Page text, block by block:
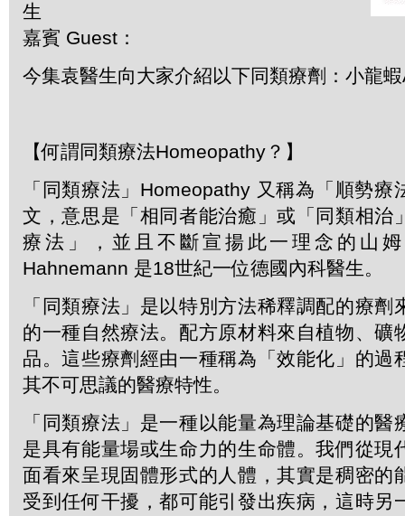
生
嘉賓 Guest：
今集袁醫生向大家介紹以下同類療劑：小龍
【何謂同類療法Homeopathy？】
「同類療法」Homeopathy 又稱為「順勢療
文，意思是「相同者能治癒」或「同類相治
療法」，並且不斷宣揚此一理念的山
Hahnemann 是18世紀一位德國內科醫生。
「同類療法」是以特別方法稀釋調配的療劑
的一種自然療法。配方原材料來自植物、礦
品。這些療劑經由一種稱為「效能化」的過
其不可思議的醫療特性。
「同類療法」是一種以能量為理論基礎的醫
是具有能量場或生命力的生命體。我們從現
面看來呈現固體形式的人體，其實是稠密的
受到任何干擾，都可能引發出疾病，這時另